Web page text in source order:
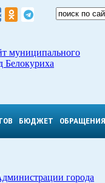
муниципального
Белокуриха
БЮДЖЕТ ОБРАЩЕНИЯ
города